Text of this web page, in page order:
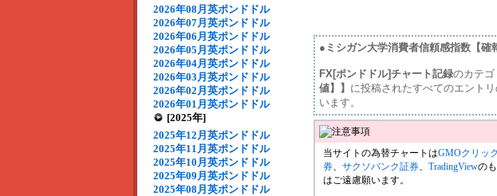
2026年08月英ポンドドル
2026年07月英ポンドドル
2026年06月英ポンドドル
2026年05月英ポンドドル
2026年04月英ポンドドル
2026年03月英ポンドドル
2026年02月英ポンドドル
2026年01月英ポンドドル
[2025年]
2025年12月英ポンドドル
2025年11月英ポンドドル
2025年10月英ポンドドル
2025年09月英ポンドドル
2025年08月英ポンドドル
●ミシガン大学消費者信頼感指数【確
FX[ポンドドル]チャート記録のカテゴ
値】】 に投稿されたすべてのエント
います。
当サイトの為替チャートはGMOクリッ
券、 サクソバンク証券、 TradingViewの
はご遠慮願います。